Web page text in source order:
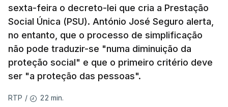
sexta-feira o decreto-lei que cria a Prestação
Social Única (PSU). António José Seguro alerta,
no entanto, que o processo de simplificação
não pode traduzir-se "numa diminuição da
proteção social" e que o primeiro critério deve
ser "a proteção das pessoas".
RTP / 22 min.